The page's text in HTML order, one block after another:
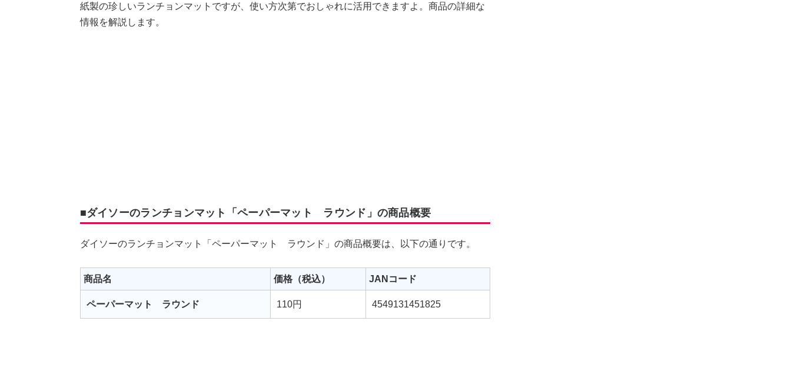
紙製の珍しいランチョンマットですが、使い方次第でおしゃれに活用できますよ。商品の詳細な
情報を解説します。
■ダイソーのランチョンマット「ペーパーマット ラウンド」の商品概要
ダイソーのランチョンマット「ペーパーマット ラウンド」の商品概要は、以下の通りです。
商品名 価格（税込） JANコード
ペーパーマット ラウンド 110円 4549131451825